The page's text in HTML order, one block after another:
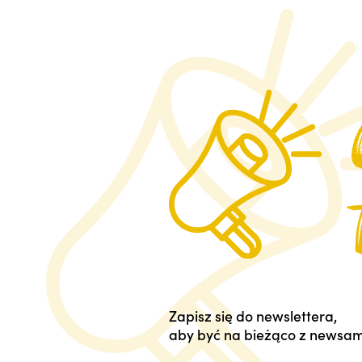
Zapisz się do newslettera,
aby być na bieżąco z